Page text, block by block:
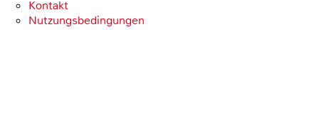
Kontakt
Nutzungsbedingungen